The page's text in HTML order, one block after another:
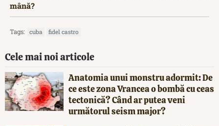
mână?
Tags: cuba fidel castro
Cele mai noi articole
Anatomia unui monstru adormit: De
ce este zona Vrancea o bombă cu ceas
tectonică? Când ar putea veni
următorul seism major?